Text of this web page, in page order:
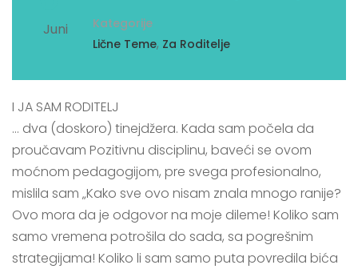
Juni
Kategorije
Lične Teme, Za Roditelje
I JA SAM RODITELJ
… dva (doskoro) tinejdžera. Kada sam počela da
proučavam Pozitivnu disciplinu, baveći se ovom
moćnom pedagogijom, pre svega profesionalno,
mislila sam „Kako sve ovo nisam znala mnogo ranije?
Ovo mora da je odgovor na moje dileme! Koliko sam
samo vremena potrošila do sada, sa pogrešnim
strategijama! Koliko li sam samo puta povredila bića